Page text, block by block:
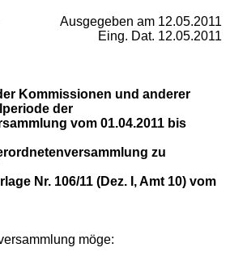
Ausgegeben am 12.05.2011
Eing. Dat. 12.05.2011
Kommissionen und anderer
der
vom 01.04.2011 bis
zu
Nr. 106/11 (Dez. I, Amt 10) vom
möge: